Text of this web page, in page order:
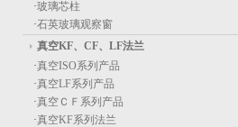
·玻璃芯柱
·石英玻璃观察窗
真空KF、CF、LF法兰
·真空ISO系列产品
·真空LF系列产品
·真空ＣＦ系列产品
·真空KF系列法兰